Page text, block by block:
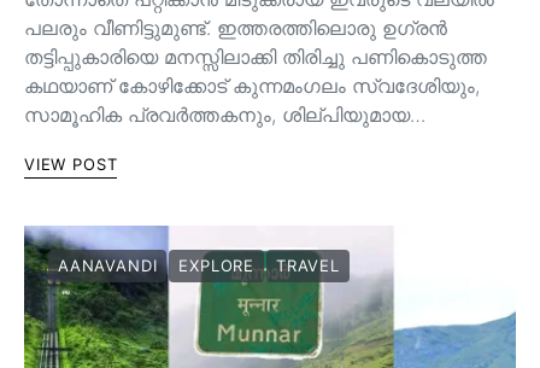
പലരും വീണിട്ടുമുണ്ട്. ഇത്തരത്തിലൊരു ഉഗ്രൻ
തട്ടിപ്പുകാരിയെ മനസ്സിലാക്കി തിരിച്ചു പണികൊടുത്ത
കഥയാണ് കോഴിക്കോട് കുന്നമംഗലം സ്വദേശിയും,
സാമൂഹിക പ്രവർത്തകനും, ശില്പിയുമായ…
VIEW POST
AANAVANDI EXPLORE TRAVEL